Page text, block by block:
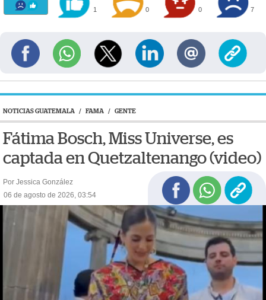
1 0 0 7
NOTICIAS GUATEMALA / FAMA / GENTE
Fátima Bosch, Miss Universe, es
captada en Quetzaltenango (video)
Por Jessica González
06 de agosto de 2026, 03:54